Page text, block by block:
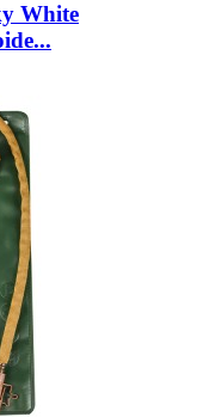
White